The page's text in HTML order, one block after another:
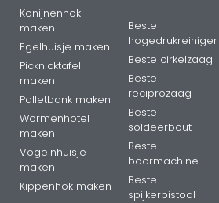
Konijnenhok
maken
Egelhuisje maken
Picknicktafel
maken
Palletbank maken
Wormenhotel
maken
Vogelnhuisje
maken
Kippenhok maken
Beste
hogedrukreiniger
Beste cirkelzaag
Beste
reciprozaag
Beste
soldeerbout
Beste
boormachine
Beste
spijkerpistool